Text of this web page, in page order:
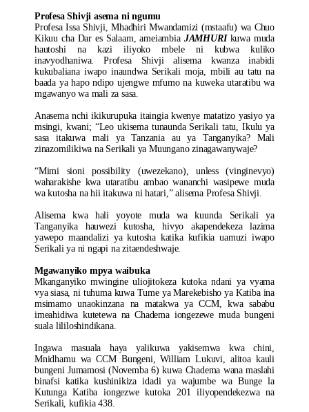
Profesa Shivji asema ni ngumu
Profesa Issa Shivji, Mhadhiri Mwandamizi (mstaafu) wa Chuo
Kikuu cha Dar es Salaam, ameiambia JAMHURIkuwa muda
hautoshi na kazi iliyoko mbele ni kubwa kuliko
inavyodhaniwa. Profesa Shivji alisema kwanza inabidi
kukubaliana iwapo inaundwa Serikali moja, mbili au tatu na
baada ya hapo ndipo ujengwe mfumo na kuweka utaratibu wa
mgawanyo wa mali za sasa.
Anasema nchi ikikurupuka itaingia kwenye matatizo yasiyo ya
msingi, kwani; “Leo ukisema tunaunda Serikali tatu, Ikulu ya
sasa itakuwa mali ya Tanzania au ya Tanganyika? Mali
zinazomilikiwa na Serikali ya Muungano zinagawanywaje?
“Mimi sioni possibility (uwezekano), unless (vinginevyo)
waharakishe kwa utaratibu ambao wananchi wasipewe muda
wa kutosha na hii itakuwa ni hatari,” alisema Profesa Shivji.
Alisema kwa hali yoyote muda wa kuunda Serikali ya
Tanganyika hauwezi kutosha, hivyo akapendekeza lazima
yawepo maandalizi ya kutosha katika kufikia uamuzi iwapo
Serikali ya ni ngapi na zitaendeshwaje.
Mgawanyiko mpya waibuka
Mkanganyiko mwingine uliojitokeza kutoka ndani ya vyama
vya siasa, ni tuhuma kuwa Tume ya Marekebisho ya Katiba ina
msimamo unaokinzana na matakwa ya CCM, kwa sababu
imeahidiwa kutetewa na Chadema iongezewe muda bungeni
suala lililoshindikana.
Ingawa masuala haya yalikuwa yakisemwa kwa chini,
Mnidhamu wa CCM Bungeni, William Lukuvi, alitoa kauli
bungeni Jumamosi (Novemba 6) kuwa Chadema wana maslahi
binafsi katika kushinikiza idadi ya wajumbe wa Bunge la
Kutunga Katiba iongezwe kutoka 201 iliyopendekezwa na
Serikali, kufikia 438.